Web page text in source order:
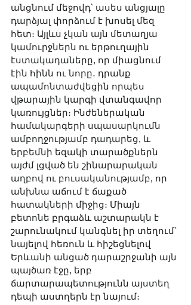
անցնում մեջովդ՝ ասես անցյալը
դարձյալ փորձում է խոսել մեզ
հետ։ Այլևս չկան այն մետաղյա
կամուրջներն ու երթուղային
էստակադաները, որ միացնում
էին հինն ու նորը․ դրանք
ապամոնտաժվեցին որպես
վթարային կարգի վտանգավոր
կառույցներ։ Ինժեներական
համակարգերի սպասարկումն
ամբողջությամբ դադարեց, և
երբեմնի եզակի տարածքներն
այժմ լցված են շինարարական
աղբով ու բուսականությամբ, որ
անխնա աճում է ճաքած
հատակների միջից։ Միայն
բետոնե բրգաձև աշտարակն է
շարունակում կանգնել իր տեղում՝
նայելով հեռուն և հիշեցնելով
Երևանի անցած դարաշրջանի այն
պայծառ էջը, երբ
ճարտարապետությունն այստեղ
դեպի աստղերն էր նայում։